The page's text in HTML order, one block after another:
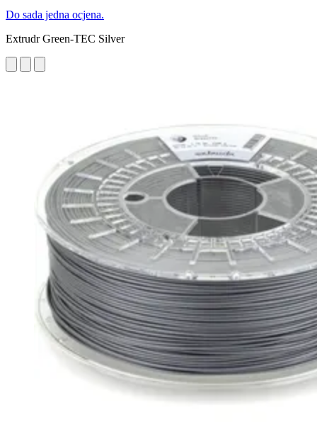
Do sada jedna ocjena.
Extrudr Green-TEC Silver